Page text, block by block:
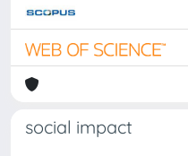
social impact